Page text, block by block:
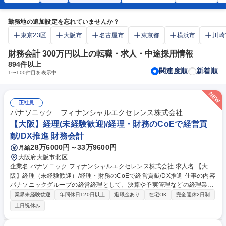
勤務地の追加設定を忘れていませんか？
東京23区
大阪市 名古屋市 東京都 横浜市 川
財務会計 300万円以上の転職・求人・中途採用情報
894件以上
1〜100件目を表示中 関連度順 新着順
正社員
パナソニック フィナンシャルエクセレンス株式会社
【大阪】経理(未経験歓迎)/経理・財務のCoEで経営貢
献/DX推進 財務会計
月給28万6000円～33万9600円
大阪府大阪市北区
企業名 パナソニック フィナンシャルエクセレンス株式会社 求人名 【大
阪】経理（未経験歓迎）/経理・財務のCoEで経営貢献/DX推進 仕事の内容
パナソニックグループの経営経理として、決算や予実管理などの経理業務
から、ＤＸ・ＡＩを活用した業務プロセス改善、経営管理の支援まで幅広
く担当。 ・経理・会計業務（決算、工場会計、予実・資金管理等） ・業
務プロセス改善（ＤＸ・ＡＩ活用の業務効率化） ・事業戦略支援（目標策
定の基礎業務等） ・内部統制、経営分析、経営管理など 専門性を高めな
業界未経験歓迎 年間休日120日以上 退職金あり 在宅OK
完全週休2日制
土日祝休み